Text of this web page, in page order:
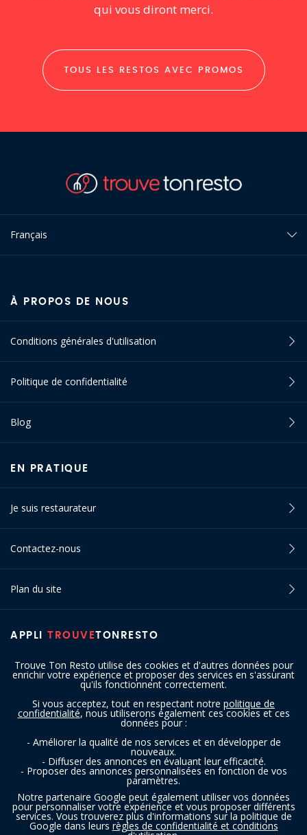
qui vous diront merci.
TOUS LES RESTOS AVEC PROMOS
Trouve Ton Resto utilise des cookies et d'autres données pour
enrichir votre expérience et proposer des services en s'assurant
qu'ils fonctionnent correctement.
Si vous acceptez, tout en respectant notre politique de
confidentialité, nous utiliserons également ces cookies et ces
données pour :
- Améliorer la qualité de nos services et en développer de
nouveaux.
- Diffuser des annonces en évaluant leur efficacité.
- Proposer des annonces personnalisées en fonction de vos
paramètres.
Notre partenaire Google peut également utiliser vos données
pour personnaliser votre expérience et vous proposer différents
services. Vous trouverez plus d'informations sur la politique de
Google dans leurs règles de confidentialité et conditions
Français
APPLI TROUVETONRESTO
À PROPOS DE NOUS
Conditions générales d'utilisation
Politique de confidentialité
Blog
EN PRATIQUE
Je suis restaurateur
Contactez-nous
Plan du site
SUIVEZ-NOUS
Copyright © 2016 - 2026 trouvetonresto.be ‐ Tous droits réservés | JDC